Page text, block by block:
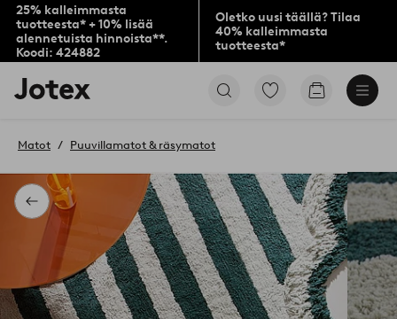
25% kalleimmasta
tuotteesta* + 10% lisää
alennetuista hinnoista**.
Koodi: 424882
Oletko uusi täällä? Tilaa
40% kalleimmasta
tuotteesta*
Jotex-
logo
aloitussivulle
Siirry
Siirry
Takaisin
Matot Puuvillamatot & räsymatot